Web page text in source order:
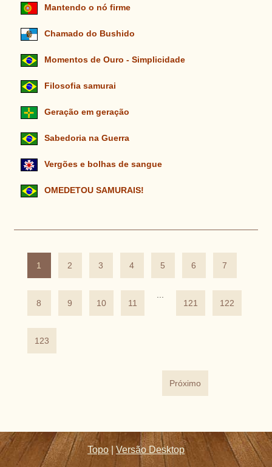
Mantendo o nó firme
Chamado do Bushido
Momentos de Ouro - Simplicidade
Filosofia samurai
Geração em geração
Sabedoria na Guerra
Vergões e bolhas de sangue
OMEDETOU SAMURAIS!
1 2 3 4 5 6 7
8 9 10 11
...
121
122
123
Próximo
Topo |Versão Desktop